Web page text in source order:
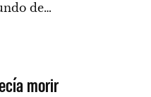
de…
morir